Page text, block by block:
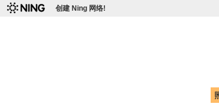
创建 Ning 网络!